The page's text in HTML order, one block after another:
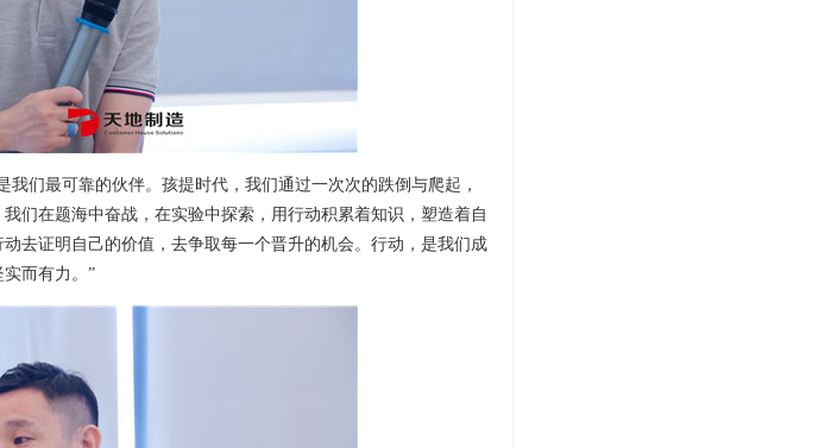
们最可靠的伙伴。孩提时代，我们通过一次次的跌倒与爬起，
们在题海中奋战，在实验中探索，用行动积累着知识，塑造着自
去证明自己的价值，去争取每一个晋升的机会。行动，是我们成
而有力。”